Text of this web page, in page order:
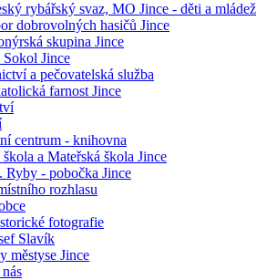
rybářský svaz, MO Jince - děti a mládež
dobrovolných hasičů Jince
skupina Jince
Sokol Jince
a pečovatelská služba
farnost Jince
centrum - knihovna
a Mateřská škola Jince
Ryby - pobočka Jince
rozhlasu
fotografie
Slavík
městyse Jince